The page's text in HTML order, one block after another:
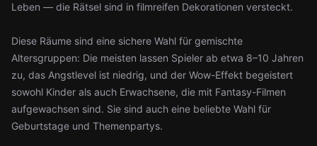
Leben — die Rätsel sind in filmreifen Dekorationen versteckt.
Diese Räume sind eine sichere Wahl für gemischte
Altersgruppen: Die meisten lassen Spieler ab etwa 8–10 Jahren
zu, das Angstlevel ist niedrig, und der Wow-Effekt begeistert
sowohl Kinder als auch Erwachsene, die mit Fantasy-Filmen
aufgewachsen sind. Sie sind auch eine beliebte Wahl für
Geburtstage und Themenpartys.